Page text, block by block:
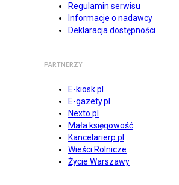
Regulamin serwisu
Informacje o nadawcy
Deklaracja dostępności
PARTNERZY
E-kiosk.pl
E-gazety.pl
Nexto.pl
Mała księgowość
Kancelarierp.pl
Wieści Rolnicze
Życie Warszawy